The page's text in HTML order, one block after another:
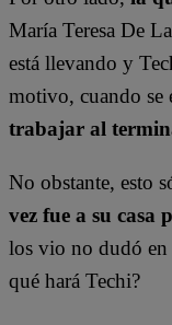
María Teresa De
está llevando y
motivo, cuando se
trabajar al
No obstante, esto
vez fue a su casa
los vio no dudó en
qué hará Techi?